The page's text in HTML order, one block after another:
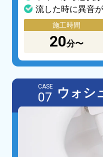
流した時に異音
施工時間
20分〜
CASE
07 ウォシ